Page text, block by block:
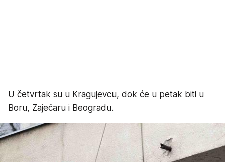
U četvrtak su u Kragujevcu, dok će u petak biti u
Boru, Zaječaru i Beogradu.